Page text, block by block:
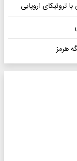
تروئیکای اروپایی
هرمز